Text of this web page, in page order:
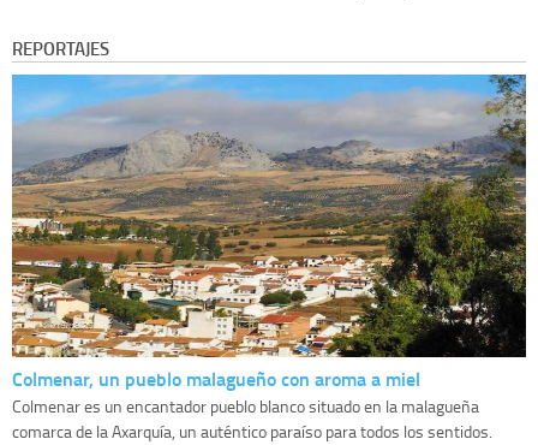
REPORTAJES
Colmenar, un pueblo malagueño con aroma a miel
Colmenar es un encantador pueblo blanco situado en la malagueña
comarca de la Axarquía, un auténtico paraíso para todos los sentidos.